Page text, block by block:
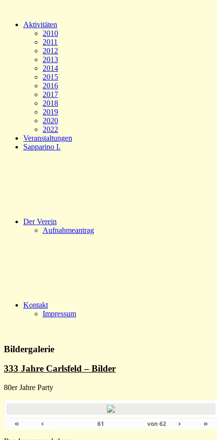
Aktivitäten
2010
2011
2012
2013
2014
2015
2016
2017
2018
2019
2020
2022
Veranstaltungen
Sapparino I.
Der Verein
Aufnahmeantrag
Kontakt
Impressum
Bildergalerie
333 Jahre Carlsfeld – Bilder
80er Jahre Party
« ‹ von62 › »